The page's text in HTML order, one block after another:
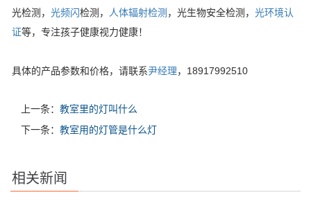
光检测， 光频闪检测， 人体辐射检测 ，光生物安全检测， 光环境认
证等，专注孩子健康视力健康！
具体的产品参数和价格，请联系尹经理，18917992510
上一条： 教室里的灯叫什么
下一条： 教室用的灯管是什么灯
相关新闻